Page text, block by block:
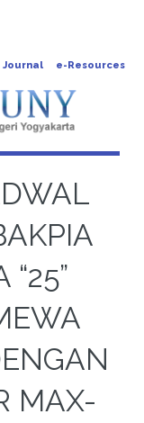
Journal e-Resources
“25”
MAX-